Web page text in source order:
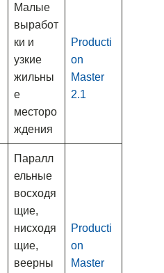
Малые
выработ
ки и
узкие
жильны
е
месторо
ждения
Producti
on
Master
2.1
Паралл
ельные
восходя
щие,
нисходя
щие,
веерны
Producti
on
Master